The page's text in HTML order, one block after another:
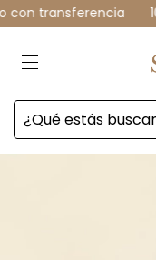
transferencia 10%